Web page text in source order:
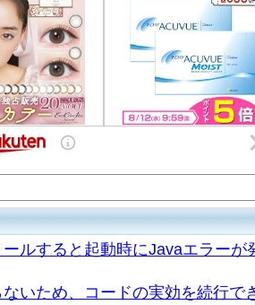
ルすると起動時にJavaエラーが
いため、コードの実効を続行で